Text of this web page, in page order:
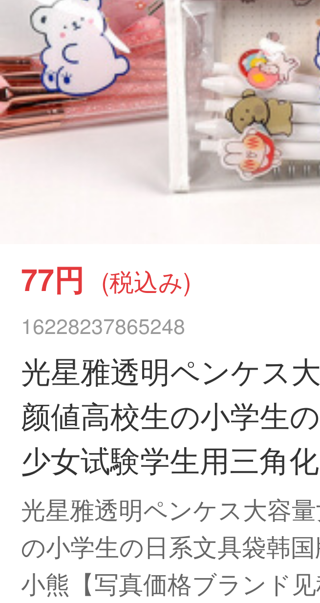
77円 (税込み)
16228237865248
光星雅透明ペンケス
颜値高校生の小学生
少女试験学生用三角
光星雅透明ペンケス大容
の小学生の日系文具袋韩
小熊【写真価格ブランド